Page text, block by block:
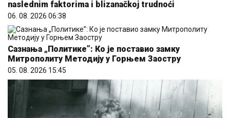
naslednim faktorima i blizanačkoj trudnoći
06. 08. 2026 06:38
Сазнања „Политике”: Ко је поставио замку
Митрополиту Методију у Горњем Заостру
05. 08. 2026 15:45